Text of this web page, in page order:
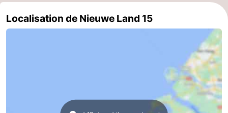
Médicales
Région
Localisation de Nieuwe Land 15